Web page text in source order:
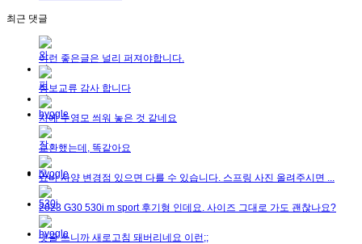
최근 댓글
이런 좋은글은 널리 퍼져야합니다.
정보교류 감사 합니다
차에 수영모 씌워 놓은 것 같네요
교환했는데, 똑같아요
쇼바 사양 변경점 있으면 다를 수 있습니다. 스프링 사진 올려주시면 ...
2023 G30 530i m sport 후기형 인데요. 사이즈 그대로 가도 괜찮나요?
댓글 쓰니까 새로고침 돼버리네요 이런;;